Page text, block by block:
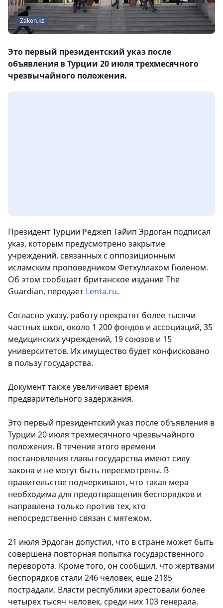
Zakon.kz
Это первый президентский указ после
объявления в Турции 20 июля трехмесячного
чрезвычайного положения.
Президент Турции Реджеп Тайип Эрдоган подписал
указ, которым предусмотрено закрытие
учреждений, связанных с оппозиционным
исламским проповедником Фетхуллахом Гюленом.
Об этом сообщает британское издание The
Guardian, передает Lenta.ru.
Согласно указу, работу прекратят более тысячи
частных школ, около 1 200 фондов и ассоциаций, 35
медицинских учреждений, 19 союзов и 15
университетов. Их имущество будет конфисковано
в пользу государства.
Документ также увеличивает время
предварительного задержания.
Это первый президентский указ после объявления в
Турции 20 июля трехмесячного чрезвычайного
положения. В течение этого времени
постановления главы государства имеют силу
закона и не могут быть пересмотрены. В
правительстве подчеркивают, что такая мера
необходима для предотвращения беспорядков и
направлена только против тех, кто
непосредственно связан с мятежом.
21 июля Эрдоган допустил, что в стране может быть
совершена повторная попытка государственного
переворота. Кроме того, он сообщил, что жертвами
беспорядков стали 246 человек, еще 2185
пострадали. Власти республики арестовали более
четырех тысяч человек, среди них 103 генерала.